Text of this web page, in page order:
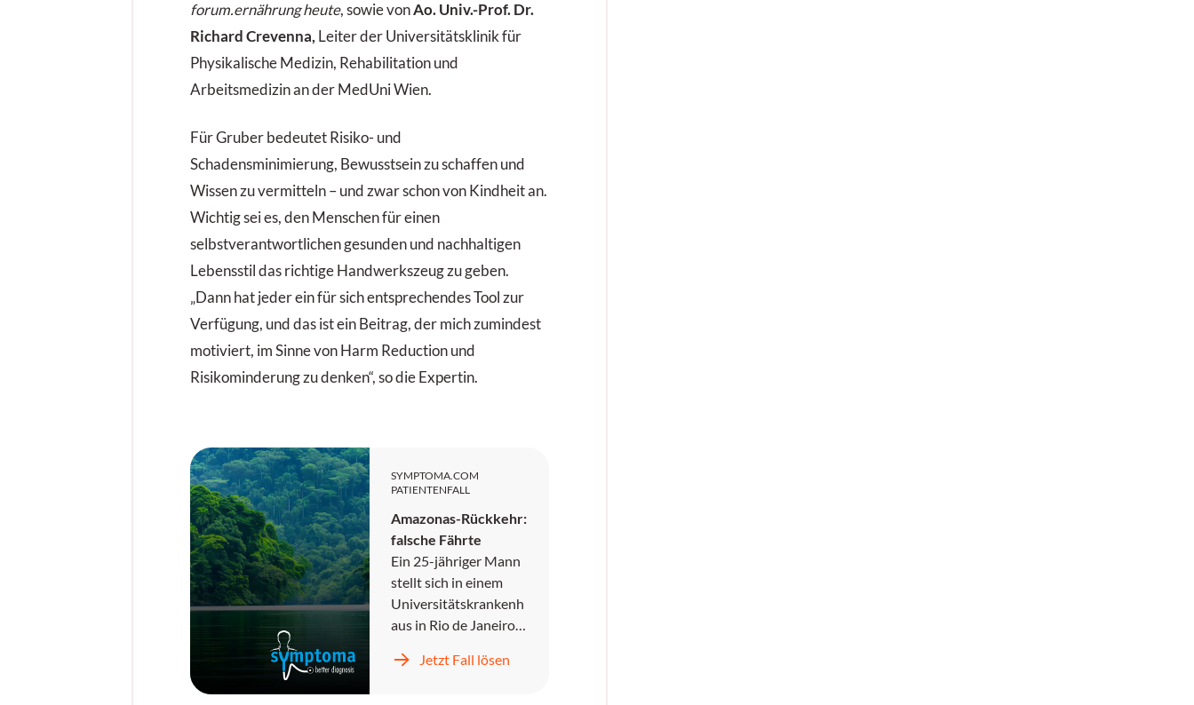
forum.ernährung heute, sowie vonAo. Univ.-Prof. Dr.
Richard Crevenna, Leiter der Universitätsklinik für
Physikalische Medizin, Rehabilitation und
Arbeitsmedizin an der MedUni Wien.
Für Gruber bedeutet Risiko- und
Schadensminimierung, Bewusstsein zu schaffen und
Wissen zu vermitteln – und zwar schon von Kindheit an.
Wichtig sei es, den Menschen für einen
selbstverantwortlichen gesunden und nachhaltigen
Lebensstil das richtige Handwerkszeug zu geben.
„Dann hat jeder ein für sich entsprechendes Tool zur
Verfügung, und das ist ein Beitrag, der mich zumindest
motiviert, im Sinne von Harm Reduction und
Risikominderung zu denken“, so die Expertin.
SYMPTOMA.COM
PATIENTENFALL
Amazonas-Rückkehr:
falsche Fährte
Ein 25-jähriger Mann
stellt sich in einem
Universitätskrankenh
aus in Rio de Janeiro
Rückkehr aus dem
Jetzt Fall lösen